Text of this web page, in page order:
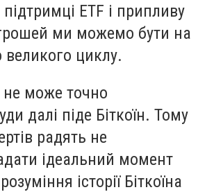
ETF і припливу
грошей ми можемо бути на
великого циклу.
не може точно
далі піде Біткоїн. Тому
радять не
ідеальний момент
історії Біткоїна